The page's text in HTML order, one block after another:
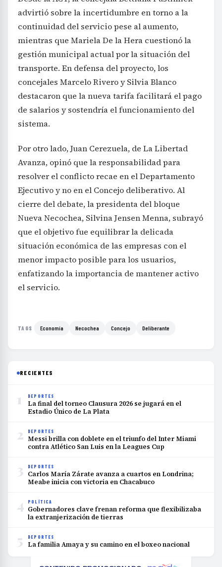
advirtió sobre la incertidumbre en torno a la
continuidad del servicio pese al aumento,
mientras que Mariela De la Hera cuestionó la
gestión municipal actual por la situación del
transporte. En defensa del proyecto, los
concejales Marcelo Rivero y Silvia Blanco
destacaron que la nueva tarifa facilitará el pago
de salarios y sostendría el funcionamiento del
sistema.
Por otro lado, Juan Cerezuela, de La Libertad
Avanza, opinó que la responsabilidad para
resolver el conflicto recae en el Departamento
Ejecutivo y no en el Concejo deliberativo. Al
cierre del debate, la presidenta del bloque
Nueva Necochea, Silvina Jensen Menna, subrayó
que el objetivo fue equilibrar la delicada
situación económica de las empresas con el
menor impacto posible para los usuarios,
enfatizando la importancia de mantener activo
el servicio.
TAGS Economía Necochea Concejo Deliberante
RECIENTES
1 DEPORTES
La final del torneo Clausura 2026 se jugará en el
Estadio Único de La Plata
2 DEPORTES
Messi brilla con doblete en el triunfo del Inter Miami
contra Atlético San Luis en la Leagues Cup
3 DEPORTES
Carlos María Zárate avanza a cuartos en Londrina;
Meabe inicia con victoria en Chacabuco
4 POLÍTICA
Gobernadores clave frenan reforma que flexibilizaba
la extranjerización de tierras
5 DEPORTES
La familia Amaya y su camino en el boxeo nacional